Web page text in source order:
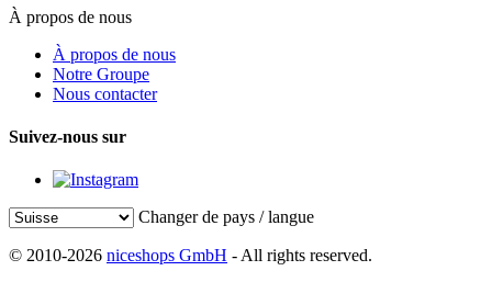
À propos de nous
À propos de nous
Notre Groupe
Nous contacter
Suivez-nous sur
Changer de pays / langue
© 2010-2026 niceshops GmbH - All rights reserved.